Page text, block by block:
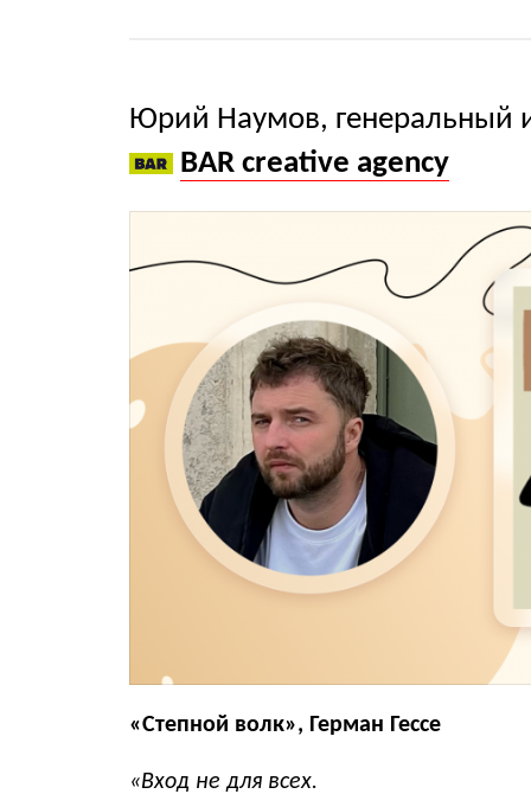
Юрий Наумов, генеральный
BAR creative agency
«Степной волк», Герман Гессе
«Вход не для всех.